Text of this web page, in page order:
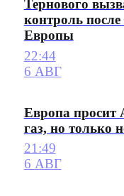
Тернового
контроль
Европы
22:44
6 АВГ
Европа просит
газ, но только
21:49
6 АВГ